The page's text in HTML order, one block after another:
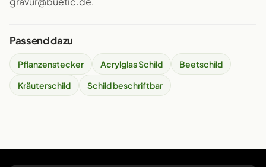
Passend dazu
Pflanzenstecker Acrylglas Schild
Beetschild
Kräuterschild
Schild beschriftbar